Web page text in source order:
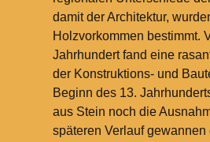
damit der Architektur,
Holzvorkommen bestimmt.
Jahrhundert fand eine
der Konstruktions- und
Beginn des 13.
aus Stein noch die
späteren Verlauf